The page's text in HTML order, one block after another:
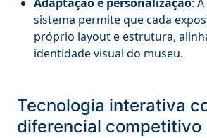
sistema permite que cada
próprio layout e estrutura,
identidade visual do museu.
Tecnologia interativa
diferencial competitivo